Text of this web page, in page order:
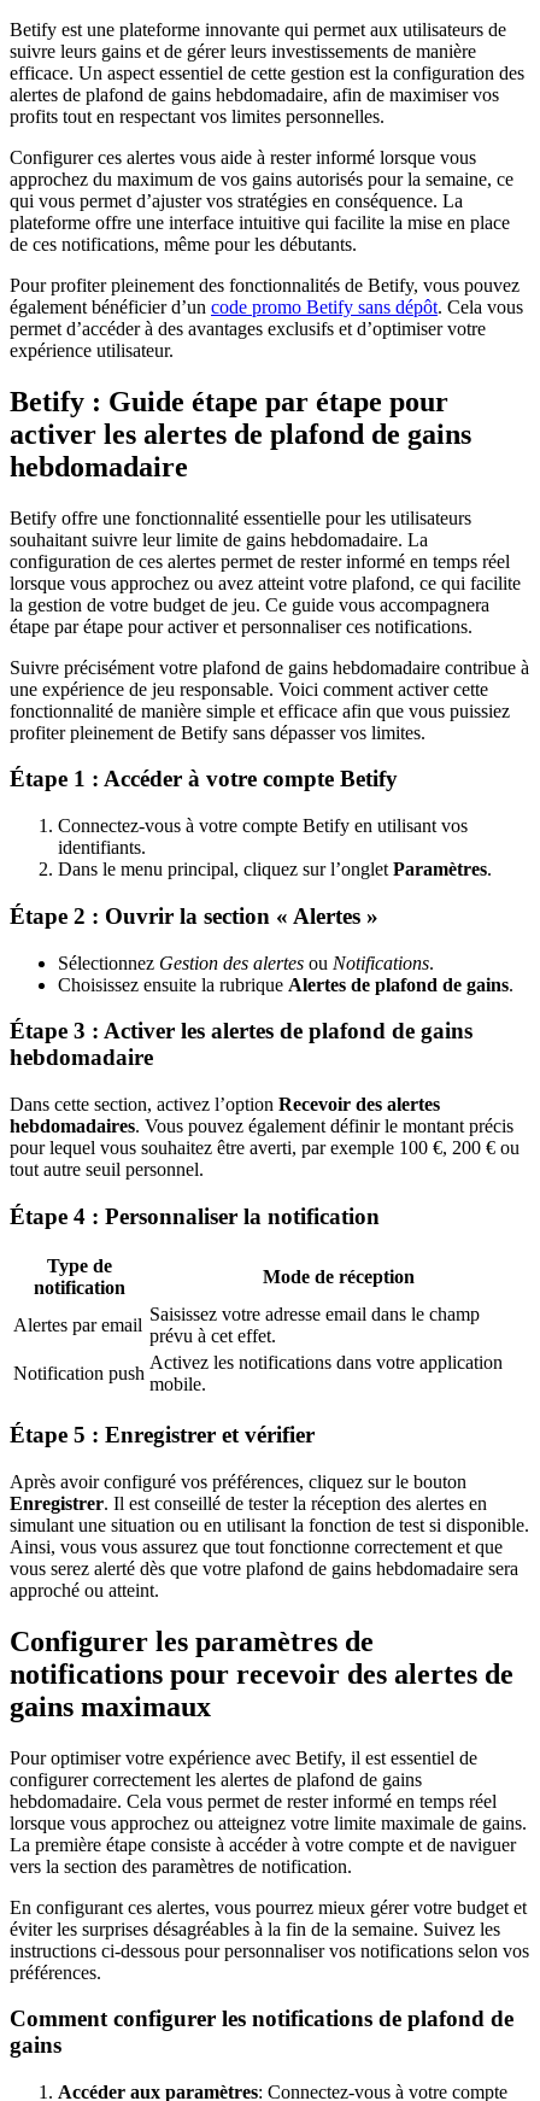
Betify est une plateforme innovante qui permet aux utilisateurs de
suivre leurs gains et de gérer leurs investissements de manière
efficace. Un aspect essentiel de cette gestion est la configuration des
alertes de plafond de gains hebdomadaire, afin de maximiser vos
profits tout en respectant vos limites personnelles.
Configurer ces alertes vous aide à rester informé lorsque vous
approchez du maximum de vos gains autorisés pour la semaine, ce
qui vous permet d’ajuster vos stratégies en conséquence. La
plateforme offre une interface intuitive qui facilite la mise en place
de ces notifications, même pour les débutants.
Pour profiter pleinement des fonctionnalités de Betify, vous pouvez
également bénéficier d’un code promo Betify sans dépôt. Cela vous
permet d’accéder à des avantages exclusifs et d’optimiser votre
expérience utilisateur.
Betify : Guide étape par étape pour
activer les alertes de plafond de gains
hebdomadaire
Betify offre une fonctionnalité essentielle pour les utilisateurs
souhaitant suivre leur limite de gains hebdomadaire. La
configuration de ces alertes permet de rester informé en temps réel
lorsque vous approchez ou avez atteint votre plafond, ce qui facilite
la gestion de votre budget de jeu. Ce guide vous accompagnera
étape par étape pour activer et personnaliser ces notifications.
Suivre précisément votre plafond de gains hebdomadaire contribue à
une expérience de jeu responsable. Voici comment activer cette
fonctionnalité de manière simple et efficace afin que vous puissiez
profiter pleinement de Betify sans dépasser vos limites.
Étape 1 : Accéder à votre compte Betify
Connectez-vous à votre compte Betify en utilisant vos
identifiants.
Dans le menu principal, cliquez sur l’onglet Paramètres.
Étape 2 : Ouvrir la section « Alertes »
Sélectionnez Gestion des alertes ou Notifications.
Choisissez ensuite la rubrique Alertes de plafond de gains.
Étape 3 : Activer les alertes de plafond de gains
hebdomadaire
Dans cette section, activez l’option Recevoir des alertes
hebdomadaires. Vous pouvez également définir le montant précis
pour lequel vous souhaitez être averti, par exemple 100 €, 200 € ou
tout autre seuil personnel.
Étape 4 : Personnaliser la notification
Type de
notification
Mode de réception
Alertes par email
Saisissez votre adresse email dans le champ
prévu à cet effet.
Notification push
Activez les notifications dans votre application
mobile.
Étape 5 : Enregistrer et vérifier
Après avoir configuré vos préférences, cliquez sur le bouton
Enregistrer. Il est conseillé de tester la réception des alertes en
simulant une situation ou en utilisant la fonction de test si disponible.
Ainsi, vous vous assurez que tout fonctionne correctement et que
vous serez alerté dès que votre plafond de gains hebdomadaire sera
approché ou atteint.
Configurer les paramètres de
notifications pour recevoir des alertes de
gains maximaux
Pour optimiser votre expérience avec Betify, il est essentiel de
configurer correctement les alertes de plafond de gains
hebdomadaire. Cela vous permet de rester informé en temps réel
lorsque vous approchez ou atteignez votre limite maximale de gains.
La première étape consiste à accéder à votre compte et de naviguer
vers la section des paramètres de notification.
En configurant ces alertes, vous pourrez mieux gérer votre budget et
éviter les surprises désagréables à la fin de la semaine. Suivez les
instructions ci-dessous pour personnaliser vos notifications selon vos
préférences.
Comment configurer les notifications de plafond de
gains
Accéder aux paramètres: Connectez-vous à votre compte